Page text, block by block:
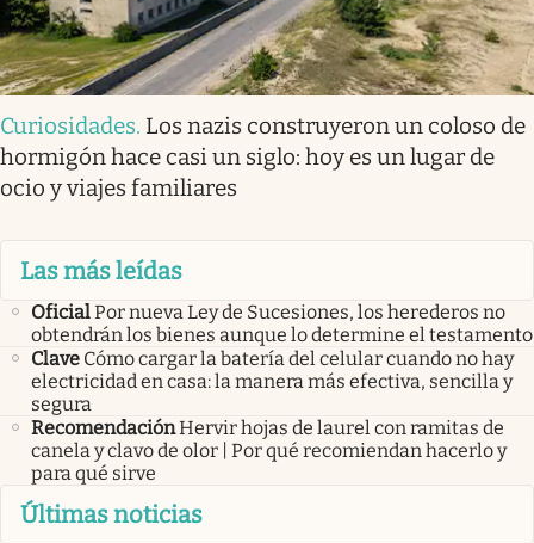
Curiosidades. Los nazis construyeron un coloso de
hormigón hace casi un siglo: hoy es un lugar de
ocio y viajes familiares
Las más leídas
OficialPor nueva Ley de Sucesiones, los herederos no
obtendrán los bienes aunque lo determine el testamento
Clave Cómo cargar la batería del celular cuando no hay
electricidad en casa: la manera más efectiva, sencilla y
segura
RecomendaciónHervir hojas de laurel con ramitas de
canela y clavo de olor | Por qué recomiendan hacerlo y
para qué sirve
Últimas noticias